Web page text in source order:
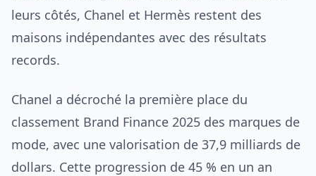
leurs côtés, Chanel et Hermès restent des
maisons indépendantes avec des résultats
records.
Chanel a décroché la première place du
classement Brand Finance 2025 des marques de
mode, avec une valorisation de 37,9 milliards de
dollars. Cette progression de 45 % en un an